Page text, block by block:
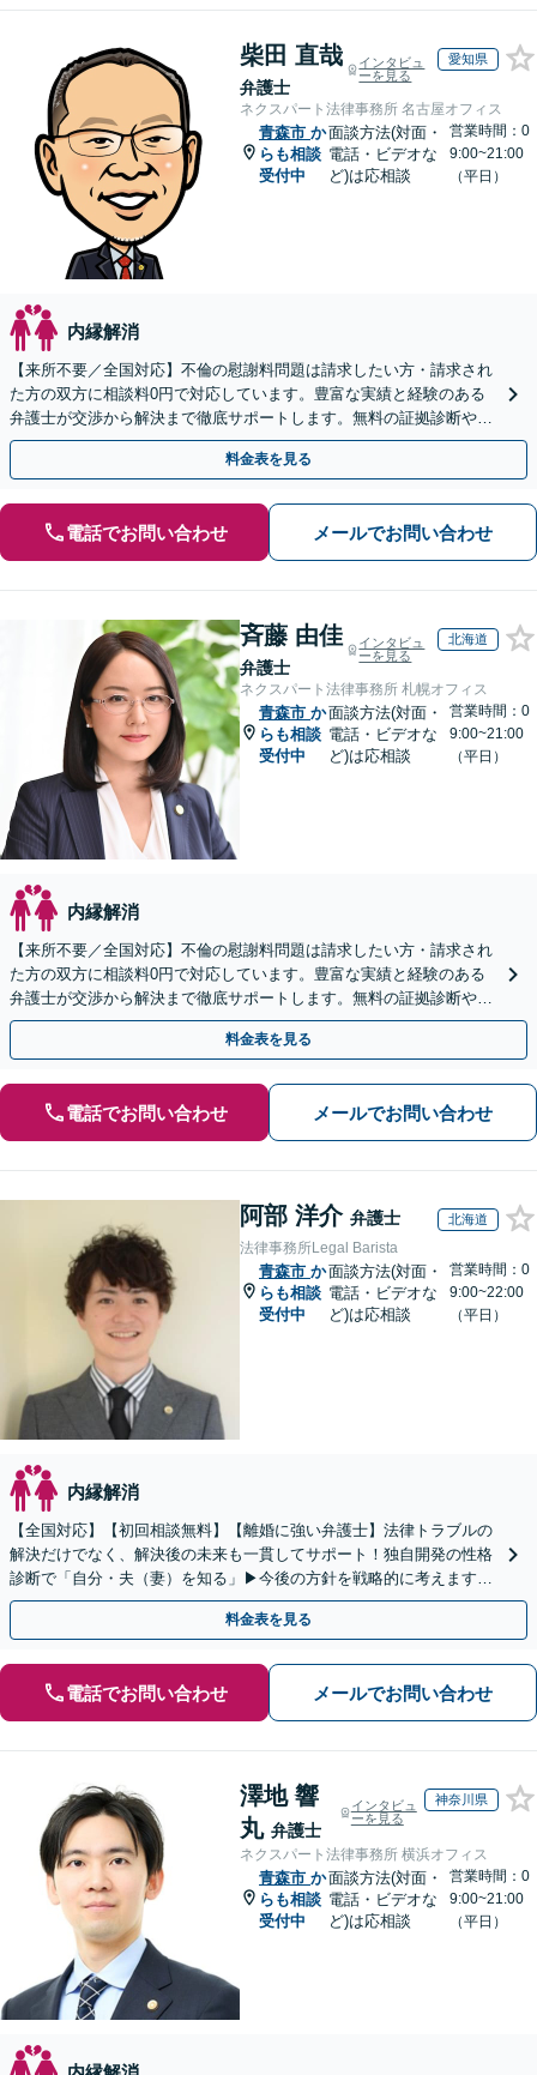
柴田 直哉
弁護士
インタビュ
ーを見る
愛知県
ネクスパート法律事務所 名古屋オフィス
青森市 か
らも相談
受付中
面談方法(対面・
電話・ビデオな
ど)は応相談
営業時間：0
9:00~21:00
（平日）
内縁解消
【来所不要／全国対応】不倫の慰謝料問題は請求したい方・請求され
た方の双方に相談料0円で対応しています。豊富な実績と経験のある
弁護士が交渉から解決まで徹底サポートします。無料の証拠診断や着
手金の返還保証もありますので安心してご相談ください。
料金表を見る
電話でお問い合わせ メールでお問い合わせ
斉藤 由佳
弁護士
インタビュ
ーを見る
北海道
ネクスパート法律事務所 札幌オフィス
青森市 か
らも相談
受付中
面談方法(対面・
電話・ビデオな
ど)は応相談
営業時間：0
9:00~21:00
（平日）
内縁解消
【来所不要／全国対応】不倫の慰謝料問題は請求したい方・請求され
た方の双方に相談料0円で対応しています。豊富な実績と経験のある
弁護士が交渉から解決まで徹底サポートします。無料の証拠診断や着
手金の返還保証もありますので安心してご相談ください。
料金表を見る
電話でお問い合わせ メールでお問い合わせ
阿部 洋介 弁護士 北海道
法律事務所Legal Barista
青森市 か
らも相談
受付中
面談方法(対面・
電話・ビデオな
ど)は応相談
営業時間：0
9:00~22:00
（平日）
内縁解消
【全国対応】【初回相談無料】【離婚に強い弁護士】法律トラブルの
解決だけでなく、解決後の未来も一貫してサポート！独自開発の性格
診断で「自分・夫（妻）を知る」▶︎今後の方針を戦略的に考えます！
【休日夜間／オンライン相談OK】
料金表を見る
電話でお問い合わせ メールでお問い合わせ
澤地 響
丸 弁護士
インタビュ
ーを見る
神奈川県
ネクスパート法律事務所 横浜オフィス
青森市 か
らも相談
受付中
面談方法(対面・
電話・ビデオな
ど)は応相談
営業時間：0
9:00~21:00
（平日）